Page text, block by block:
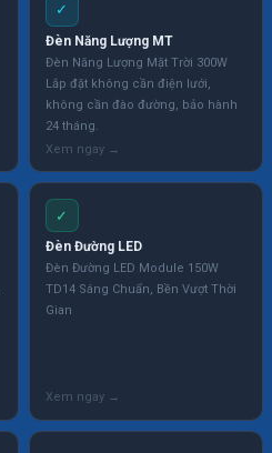
✓
Đèn Năng Lượng MT
Đèn Năng Lượng Mặt Trời 300W
Lắp đặt không cần điện lưới,
không cần đào đường, bảo hành
24 tháng.
✓
Đèn Đường LED
Đèn Đường LED Module 150W
TD14 Sáng Chuẩn, Bền Vượt Thời
Gian